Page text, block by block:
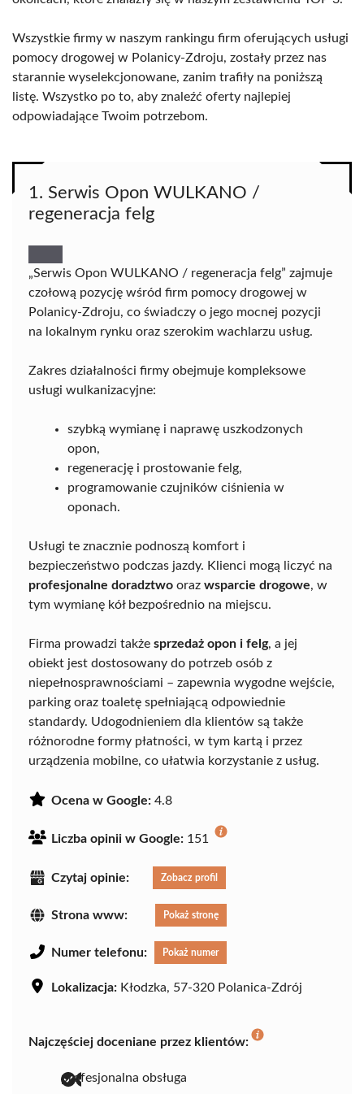
Wszystkie firmy w naszym rankingu firm oferujących usługi
pomocy drogowej w Polanicy-Zdroju, zostały przez nas
starannie wyselekcjonowane, zanim trafiły na poniższą
listę. Wszystko po to, aby znaleźć oferty najlepiej
odpowiadające Twoim potrzebom.
1. Serwis Opon WULKANO /
regeneracja felg
„Serwis Opon WULKANO / regeneracja felg” zajmuje
czołową pozycję wśród firm pomocy drogowej w
Polanicy-Zdroju, co świadczy o jego mocnej pozycji
na lokalnym rynku oraz szerokim wachlarzu usług.
Zakres działalności firmy obejmuje kompleksowe
usługi wulkanizacyjne:
szybką wymianę i naprawę uszkodzonych
opon,
regenerację i prostowanie felg,
programowanie czujników ciśnienia w
oponach.
Usługi te znacznie podnoszą komfort i
bezpieczeństwo podczas jazdy. Klienci mogą liczyć na
profesjonalne doradztwo oraz wsparcie drogowe, w
tym wymianę kół bezpośrednio na miejscu.
Firma prowadzi także sprzedaż opon i felg, a jej
obiekt jest dostosowany do potrzeb osób z
niepełnosprawnościami – zapewnia wygodne wejście,
parking oraz toaletę spełniającą odpowiednie
standardy. Udogodnieniem dla klientów są także
różnorodne formy płatności, w tym kartą i przez
urządzenia mobilne, co ułatwia korzystanie z usług.
Ocena w Google: 4.8
Liczba opinii w Google: 151
Czytaj opinie: Zobacz profil
Strona www: Pokaż stronę
Numer telefonu: Pokaż numer
Lokalizacja: Kłodzka, 57-320 Polanica-Zdrój
Najczęściej doceniane przez klientów:
profesjonalna obsługa